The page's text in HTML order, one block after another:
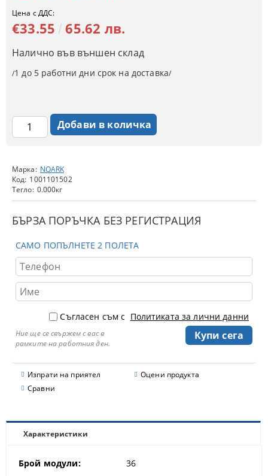
Марка: NOARK
Код: 1001101502
Тегло: 0.000кг
БЪРЗА ПОРЪЧКА БЕЗ РЕГИСТРАЦИЯ
САМО ПОПЪЛНЕТЕ 2 ПОЛЕТА
Съгласен съм с Политиката за лични данни
Ние ще се свържем с вас в
рамките на работния ден.
Изпрати на приятел
Оцени продукта
Сравни
Цена с ДДС:
€33.55 65.62 лв.
Налично във външен склад
/1 до 5 работни дни срок на доставка/
Характеристики
Брой модули:
36